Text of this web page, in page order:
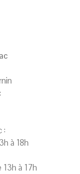
:
à 18h
à 17h